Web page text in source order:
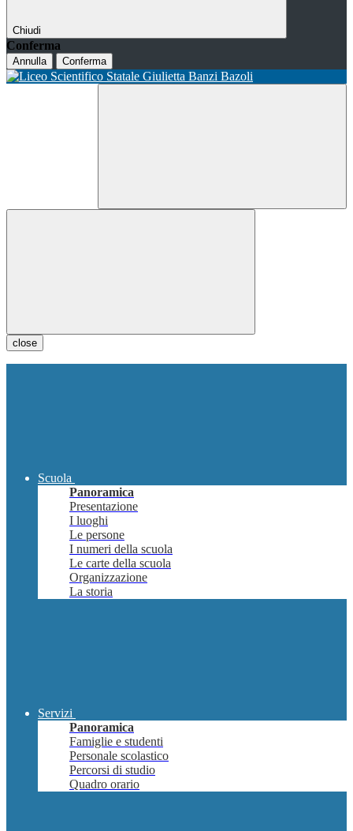
Chiudi
Conferma
Annulla Conferma
close
Scuola
Panoramica
Presentazione
I luoghi
Le persone
I numeri della scuola
Le carte della scuola
Organizzazione
La storia
Servizi
Panoramica
Famiglie e studenti
Personale scolastico
Percorsi di studio
Quadro orario